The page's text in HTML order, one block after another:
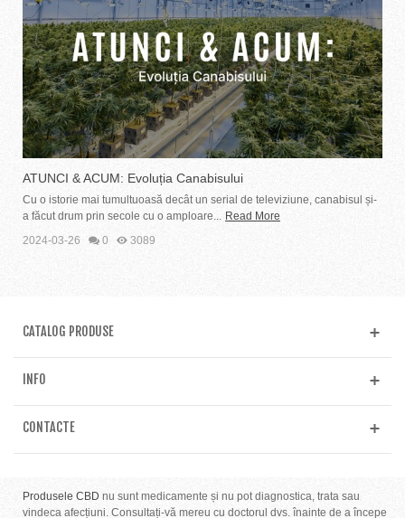
ATUNCI & ACUM: Evoluția Canabisului
Cu o istorie mai tumultuoasă decât un serial de televiziune, canabisul și-
a făcut drum prin secole cu o amploare...
Read More
2024-03-26
0 3089
CATALOG PRODUSE
INFO
CONTACTE
Produsele CBD nu sunt medicamente și nu pot diagnostica, trata sau
vindeca afecțiuni. Consultați-vă mereu cu doctorul dvs. înainte de a începe